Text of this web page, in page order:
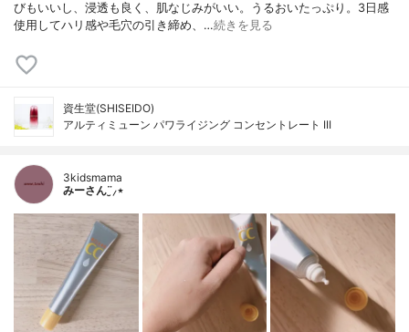
びもいいし、浸透も良く、肌なじみがいい。うるおいたっぷり。3日感
使用してハリ感や毛穴の引き締め、…続きを見る
資生堂(SHISEIDO)
アルティミューン パワライジング コンセントレート III
3kidsmama
みーさん¨̮⸝⋆